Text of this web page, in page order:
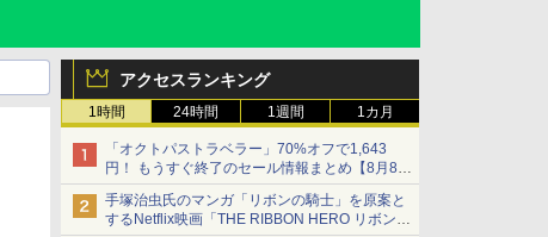
アクセスランキング
1時間 24時間 1週間 1カ月
「オクトパストラベラー」70%オフで1,643
円！ もうすぐ終了のセール情報まとめ【8月8日
更新】
ニンテンドーeショップでは「大神 絶景版」が
67%オフで990円
手塚治虫氏のマンガ「リボンの騎士」を原案と
するNetflix映画「THE RIBBON HERO リボンヒ